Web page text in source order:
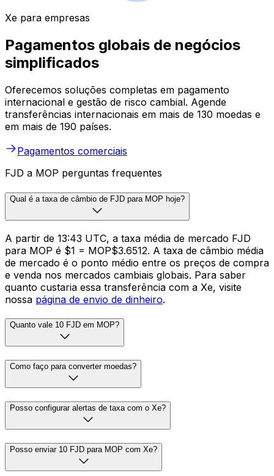
Xe para empresas
Pagamentos globais de negócios
simplificados
Oferecemos soluções completas em pagamento
internacional e gestão de risco cambial. Agende
transferências internacionais em mais de 130 moedas e
em mais de 190 países.
Pagamentos comerciais
FJD a MOP perguntas frequentes
Qual é a taxa de câmbio de FJD para MOP hoje?
A partir de 13:43 UTC, a taxa média de mercado FJD
para MOP é $1 = MOP$3.6512. A taxa de câmbio média
de mercado é o ponto médio entre os preços de compra
e venda nos mercados cambiais globais. Para saber
quanto custaria essa transferência com a Xe, visite
nossa página de envio de dinheiro.
Quanto vale 10 FJD em MOP?
Como faço para converter moedas?
Posso configurar alertas de taxa com o Xe?
Posso enviar 10 FJD para MOP com Xe?